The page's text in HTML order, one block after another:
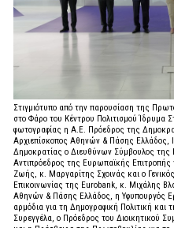
Στιγμιότυπο από την παρουσίαση της
στο Φάρο του Κέντρου Πολιτισμού Ίδρυμα
φωτογραφίας η Α.Ε. Πρόεδρος της
Αρχιεπίσκοπος Αθηνών & Πάσης Ελλάδος,
Δημοκρατίας ο Διευθύνων Σύμβουλος
Αντιπρόεδρος της Ευρωπαϊκής
Ζωής, κ. Μαργαρίτης Σχοινάς και ο
Επικοινωνίας της Eurobank, κ. Μιχάλης
Αθηνών & Πάσης Ελλάδος, η Υφυπουργός
αρμόδια για τη Δημογραφική Πολιτική
Συρεγγέλα, ο Πρόεδρος του Διοικητικού